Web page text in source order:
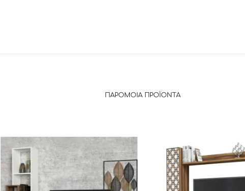
ΠΑΡΌΜΟΙΑ ΠΡΟΪΌΝΤΑ